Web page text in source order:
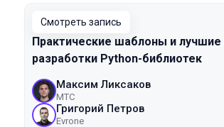
Смотреть запись
Практические шаблоны и лучшие
разработки Python-библиотек
Максим Ликсаков
МТС
Григорий Петров
Evrone